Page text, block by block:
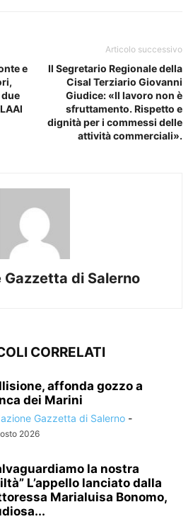
e
Articolo successivo
Il Segretario Regionale della
Cisal Terziario Giovanni
Giudice: «Il lavoro non è
sfruttamento. Rispetto e
dignità per i commessi delle
attività commerciali».
Gazzetta di Salerno
CORRELATI
affonda gozzo a
dei Marini
Gazzetta di Salerno -
2026
la nostra
L’appello lanciato dalla
Marialuisa Bonomo,